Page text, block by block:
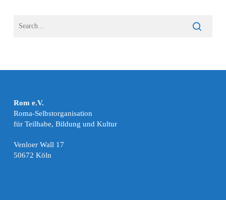
Rom e.V.
Roma-Selbstorganisation
für Teilhabe, Bildung und Kultur
Venloer Wall 17
50672 Köln